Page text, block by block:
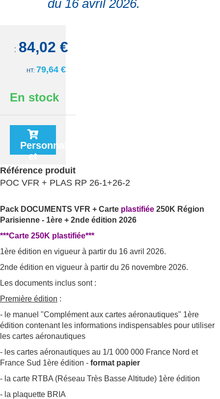
du 16 avril 2026.
84,02 €
79,64 €
En stock
Personnaliser
et
ajouter
au
panier
Référence produit
POC VFR + PLAS RP 26-1+26-2
Pack DOCUMENTS VFR + Carte plastifiée 250K Région
Parisienne - 1ère + 2nde édition 2026
***Carte 250K plastifiée***
1ère édition en vigueur à partir du 16 avril 2026.
2nde édition en vigueur à partir du 26 novembre 2026.
Les documents inclus sont :
Première édition :
- le manuel "Complément aux cartes aéronautiques" 1ère
édition contenant les informations indispensables pour utiliser
les cartes aéronautiques
- les cartes aéronautiques au 1/1 000 000 France Nord et
France Sud 1ère édition - format papier
- la carte RTBA (Réseau Très Basse Altitude) 1ère édition
- la plaquette BRIA